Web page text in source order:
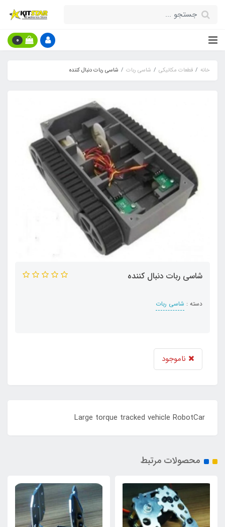
0
خانه قطعات مکانیکی شاسی ربات شاسی ربات دنبال کننده
شاسی ربات دنبال کننده
دسته : شاسی ربات
ناموجود
Large torque tracked vehicle RobotCar
محصولات مرتبط